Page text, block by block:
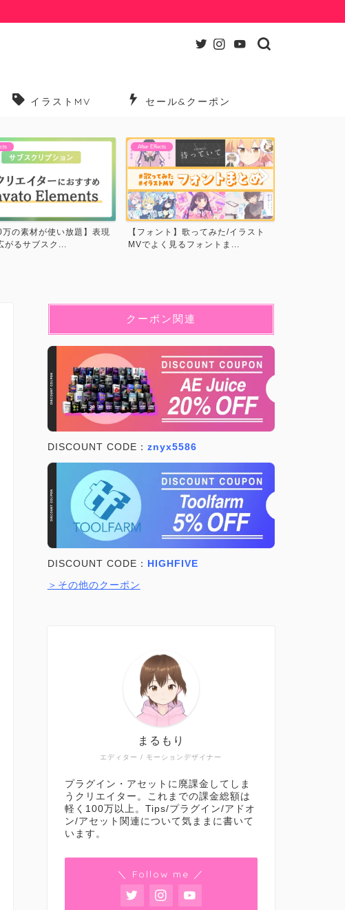
イラストMV セール&クーポン
ト】歌ってみた/イラスト
見るフォントま...
After Effects
【MV分析】アスノヨゾラ哨戒班で
使われているテクニック・...
クーポン関連
DISCOUNT CODE： znyx5586
DISCOUNT CODE： HIGHFIVE
＞その他のクーポン
エディター / モーションデザイナー
まるもり
プラグイン・アセットに廃課金してしま
うクリエイター。これまでの課金総額は
軽く100万以上。Tips/プラグイン/アドオ
ン/アセット関連について気ままに書いて
います。
＼ Follow me ／